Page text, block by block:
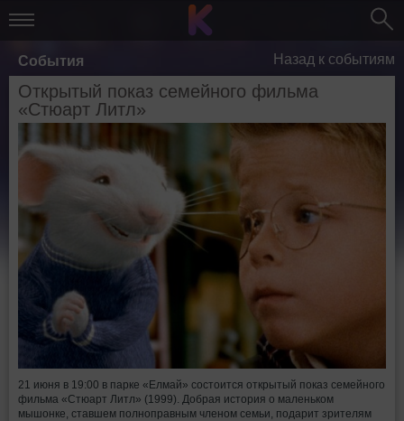
События Назад к событиям
Открытый показ семейного фильма
«Стюарт Литл»
21 июня в 19:00 в парке «Елмай» состоится открытый показ семейного
фильма «Стюарт Литл» (1999). Добрая история о маленьком
мышонке, ставшем полноправным членом семьи, подарит зрителям